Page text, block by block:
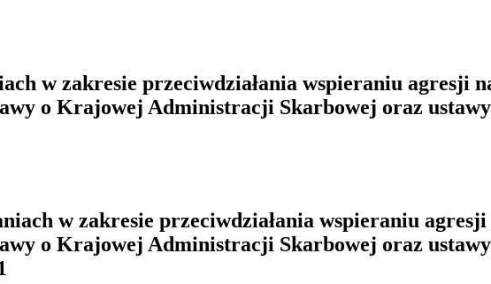
w zakresie przeciwdziałania wspieraniu agresji
o Krajowej Administracji Skarbowej oraz
w zakresie przeciwdziałania wspieraniu
o Krajowej Administracji Skarbowej oraz